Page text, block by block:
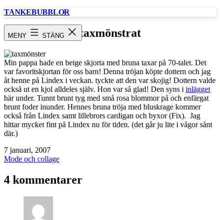
Hoppa
TANKEBUBBLOR
MENY STÄNG taxmönstrat
Min pappa hade en beige skjorta med bruna taxar på 70-talet. Det
var favoritskjortan för oss barn! Denna tröjan köpte dottern och jag
åt henne på Lindex i veckan. tyckte att den var skojig! Dottern valde
också ut en kjol alldeles själv. Hon var så glad! Den syns i inlägget
här under. Tunnt brunt tyg med små rosa blommor på och enfärgat
brunt foder inunder. Hennes bruna tröja med bluskrage kommer
också från Lindex samt lillebrors cardigan och byxor (Fix). Jag
hittar mycket fint på Lindex nu för tiden. (det går ju lite i vågor sånt
där.)
Publicerat
den
7 januari, 2007
Kategoriserat
Mode och collage
4 kommentarer